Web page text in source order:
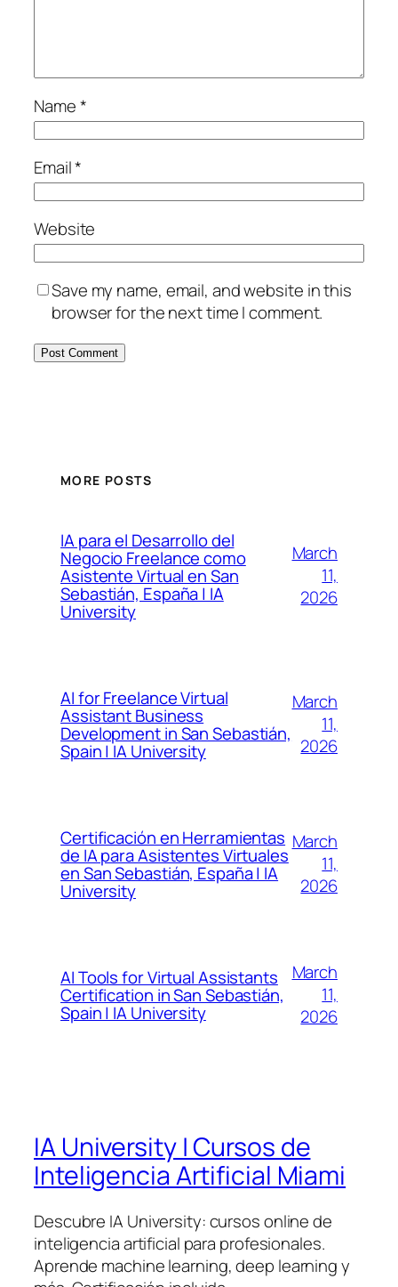
Name*
Email*
Website
Save my name, email, and website in this
browser for the next time I comment.
MORE POSTS
IA para el Desarrollo del
Negocio Freelance como
Asistente Virtual en San
Sebastián, España | IA
University
March
11,
2026
AI for Freelance Virtual
Assistant Business
Development in San Sebastián,
Spain | IA University
March
11,
2026
Certificación en Herramientas
de IA para Asistentes Virtuales
en San Sebastián, España | IA
University
March
11,
2026
AI Tools for Virtual Assistants
Certification in San Sebastián,
Spain | IA University
March
11,
2026
IA University | Cursos de
Inteligencia Artificial Miami
Descubre IA University: cursos online de
inteligencia artificial para profesionales.
Aprende machine learning, deep learning y